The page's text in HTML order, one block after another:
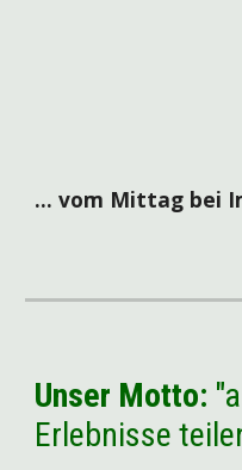
... vom Mittag bei
Unser Motto:
Erlebnisse